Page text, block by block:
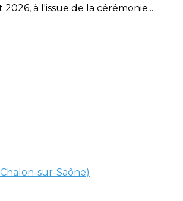
à l'issue de la cérémonie...